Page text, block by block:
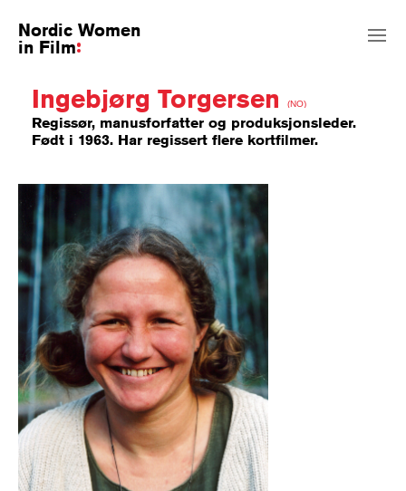
Nordic Women
in Film
Ingebjørg Torgersen (NO)
Regissør, manusforfatter og produksjonsleder.
Født i 1963. Har regissert flere kortfilmer.